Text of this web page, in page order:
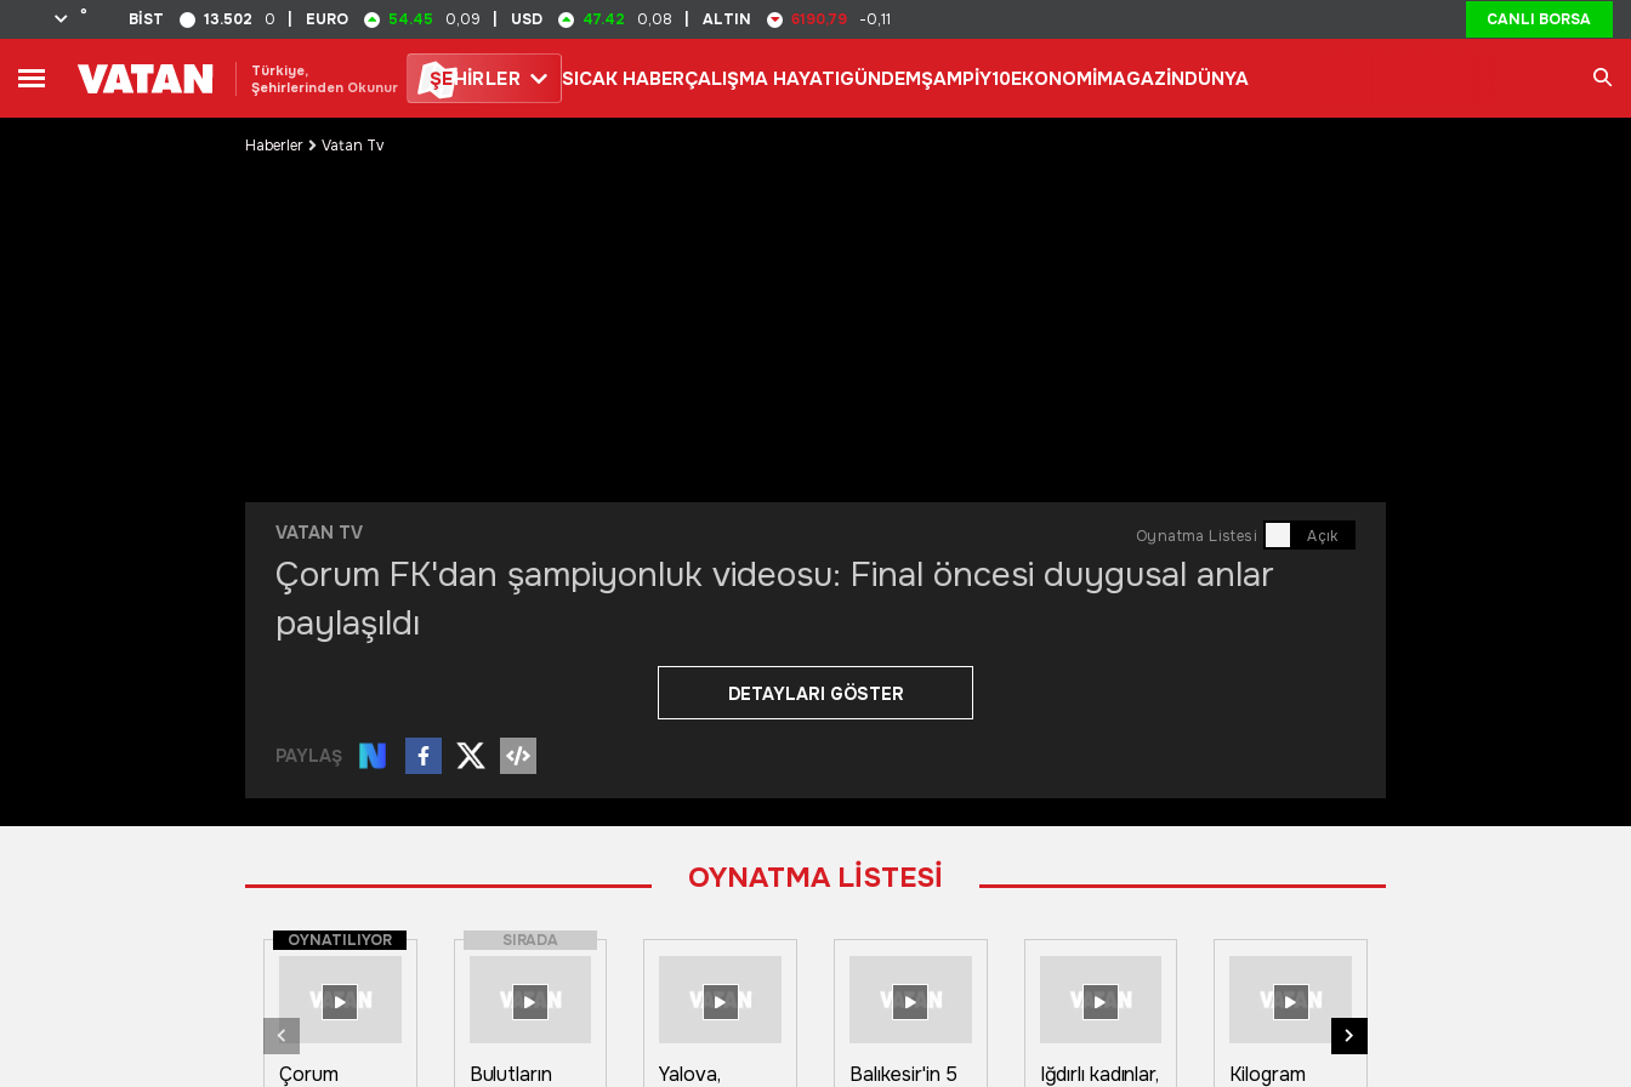
° BİST 13.502 0 EURO 54.45 0,09 USD 47.42 0,08 ALTIN 6190,79 -0,11 CANLI BORSA
Türkiye,
Şehirlerinden Okunur
ŞEHİRLER SICAK HABERÇALIŞMA HAYATIGÜNDEMŞAMPİY10EKONOMİMAGAZİNDÜNYA
Haberler Vatan Tv
Oynatma Listesi
VATAN TV
Çorum FK'dan şampiyonluk videosu: Final öncesi duygusal anlar
paylaşıldı
DETAYLARI GÖSTER
PAYLAŞ
OYNATMA LİSTESİ
OYNATILIYOR
Çorum
SIRADA
Bulutların
Yalova,
Balıkesir'in 5
Iğdırlı kadınlar,
Kilogram